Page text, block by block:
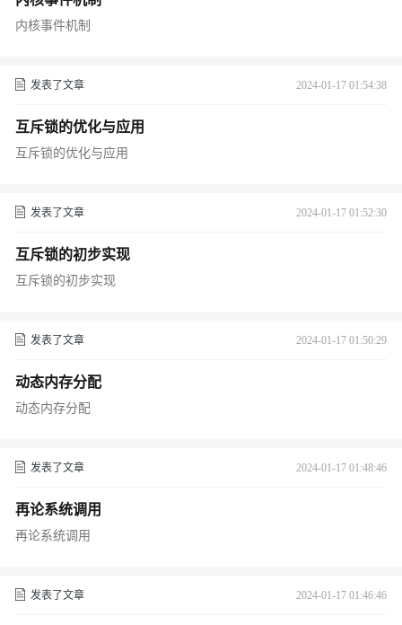
内核事件机制
发表了文章 2024-01-17 01:54:38
互斥锁的优化与应用
互斥锁的优化与应用
发表了文章 2024-01-17 01:52:30
互斥锁的初步实现
互斥锁的初步实现
发表了文章 2024-01-17 01:50:29
动态内存分配
动态内存分配
发表了文章 2024-01-17 01:48:46
再论系统调用
再论系统调用
发表了文章 2024-01-17 01:46:46